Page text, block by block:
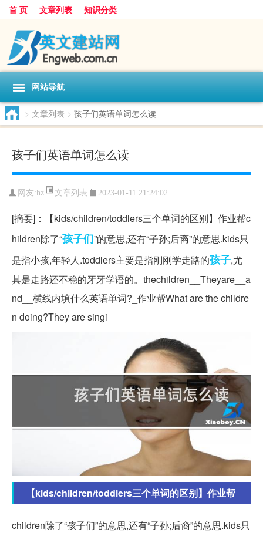
首 页 文章列表 知识分类
网站导航
> 文章列表 > 孩子们英语单词怎么读
孩子们英语单词怎么读
网友:hz 文章列表 2023-01-11 21:24:02
[摘要]：【kids/children/toddlers三个单词的区别】作业帮c
hildren除了“孩子们”的意思,还有“子孙;后裔”的意思.kids只
是指小孩,年轻人.toddlers主要是指刚刚学走路的孩子,尤
其是走路还不稳的牙牙学语的。thechildren__Theyare__a
nd__横线内填什么英语单词?_作业帮What are the childre
n doing?They are singi
【kids/children/toddlers三个单词的区别】作业帮
children除了“孩子们”的意思,还有“子孙;后裔”的意思.kids只